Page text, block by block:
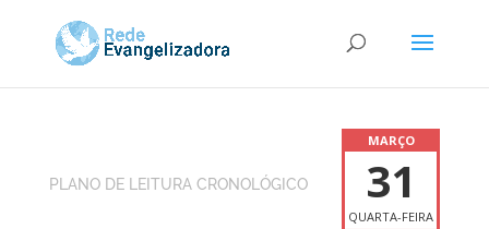
PLANO DE LEITURA CRONOLÓGICO
MARÇO
31
QUARTA-FEIRA